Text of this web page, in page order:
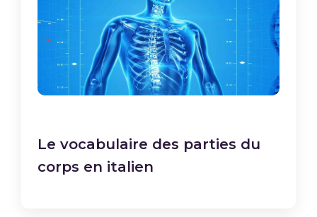
Le vocabulaire des parties du
corps en italien